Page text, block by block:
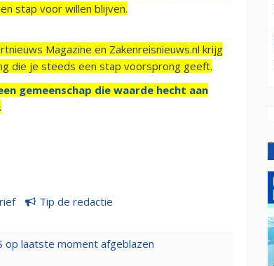
stap voor willen blijven.
Magazine en Zakenreisnieuws.nl krijg
die je steeds een stap voorsprong geeft.
gemeenschap die waarde hecht aan
Tip de redactie
op laatste moment afgeblazen